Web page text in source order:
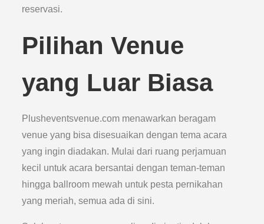
reservasi.
Pilihan Venue
yang Luar Biasa
Plusheventsvenue.com menawarkan beragam
venue yang bisa disesuaikan dengan tema acara
yang ingin diadakan. Mulai dari ruang perjamuan
kecil untuk acara bersantai dengan teman-teman
hingga ballroom mewah untuk pesta pernikahan
yang meriah, semua ada di sini.